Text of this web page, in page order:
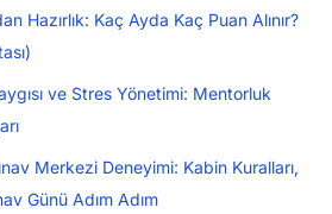
Hazırlık: Kaç Ayda Kaç Puan Alınır?
ve Stres Yönetimi: Mentorluk
Merkezi Deneyimi: Kabin Kuralları,
Günü Adım Adım